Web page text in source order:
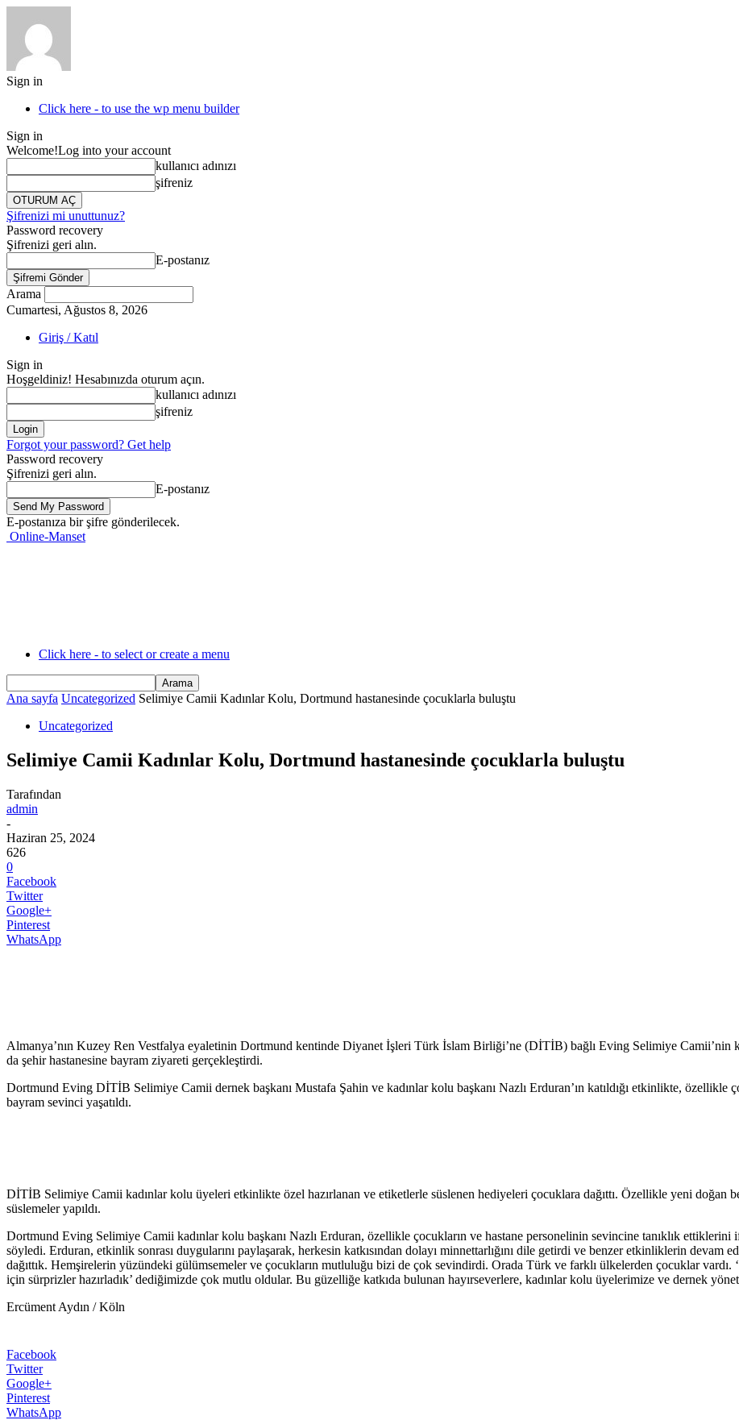
Sign in
Click here - to use the wp menu builder
Sign in
Welcome!Log into your account
kullanıcı adınızı
şifreniz
Şifrenizi mi unuttunuz?
Password recovery
Şifrenizi geri alın.
E-postanız
Arama
Cumartesi, Ağustos 8, 2026
Giriş / Katıl
Sign in
Hoşgeldiniz! Hesabınızda oturum açın.
kullanıcı adınızı
şifreniz
Forgot your password? Get help
Password recovery
Şifrenizi geri alın.
E-postanız
E-postanıza bir şifre gönderilecek.
Online-Manset
Click here - to select or create a menu
Ana sayfa Uncategorized Selimiye Camii Kadınlar Kolu, Dortmund hastanesinde çocuklarla buluştu
Uncategorized
Selimiye Camii Kadınlar Kolu, Dortmund hastanesinde çocuklarla buluştu
Tarafından
admin
-
Haziran 25, 2024
626
0
Facebook
Twitter
Google+
Pinterest
WhatsApp
Almanya’nın Kuzey Ren Vestfalya eyaletinin Dortmund kentinde Diyanet İşleri Türk İslam Birliği’ne (DİTİB) bağlı Eving Selimiye Camii’nin
da şehir hastanesine bayram ziyareti gerçekleştirdi.
Dortmund Eving DİTİB Selimiye Camii dernek başkanı Mustafa Şahin ve kadınlar kolu başkanı Nazlı Erduran’ın katıldığı etkinlikte, özellikle
bayram sevinci yaşatıldı.
DİTİB Selimiye Camii kadınlar kolu üyeleri etkinlikte özel hazırlanan ve etiketlerle süslenen hediyeleri çocuklara dağıttı. Özellikle yeni doğan
süslemeler yapıldı.
Dortmund Eving Selimiye Camii kadınlar kolu başkanı Nazlı Erduran, özellikle çocukların ve hastane personelinin sevincine tanıklık ettiklerini
söyledi. Erduran, etkinlik sonrası duygularını paylaşarak, herkesin katkısından dolayı minnettarlığını dile getirdi ve benzer etkinliklerin
dağıttık. Hemşirelerin yüzündeki gülümsemeler ve çocukların mutluluğu bizi de çok sevindirdi. Orada Türk ve farklı ülkelerden çocuklar
için sürprizler hazırladık’ dediğimizde çok mutlu oldular. Bu güzelliğe katkıda bulunan hayırseverlere, kadınlar kolu üyelerimize ve dernek
Ercüment Aydın / Köln
Facebook
Twitter
Google+
Pinterest
WhatsApp